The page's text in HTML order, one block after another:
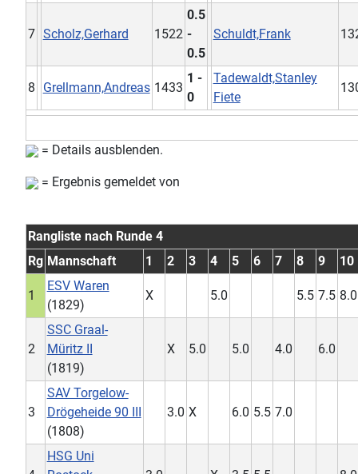
7 Scholz,Gerhard 1522
0.5
-
0.5
Schuldt,Frank
8 Grellmann,Andreas 1433
1 -
0
Tadewaldt,Stanley
Fiete
= Details ausblenden.
= Ergebnis gemeldet von
Rangliste nach Runde 4
Rg Mannschaft 1 2 3 4 5 6 7 8 9 10
1
ESV Waren
(1829)
X 5.0 5.5 7.5 8.0
2
SSC Graal-
Müritz II
(1819)
X 5.0 5.0 4.0 6.0
3
SAV Torgelow-
Drögeheide 90 III
(1808)
3.0 X 6.0 5.5 7.0
HSG Uni